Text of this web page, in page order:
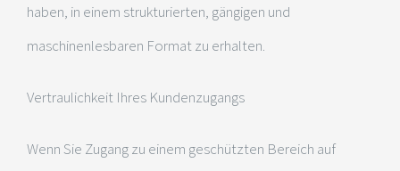
haben, in einem strukturierten, gängigen und
maschinenlesbaren Format zu erhalten.
Vertraulichkeit Ihres Kundenzugangs
Wenn Sie Zugang zu einem geschützten Bereich auf